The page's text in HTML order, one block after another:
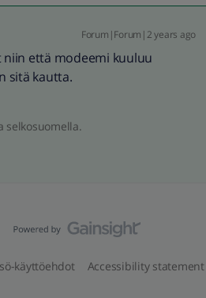
Forum|Forum|2 years ago
niin että modeemi kuuluu
sitä kautta.
selkosuomella.
käyttöehdot Accessibility statement